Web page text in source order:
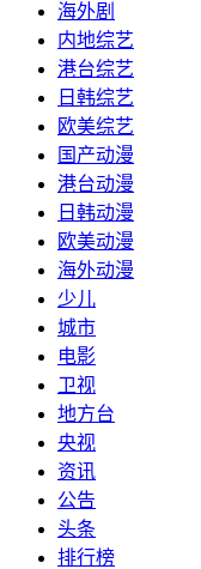
海外剧
内地综艺
港台综艺
日韩综艺
欧美综艺
国产动漫
港台动漫
日韩动漫
欧美动漫
海外动漫
少儿
城市
电影
卫视
地方台
央视
资讯
公告
头条
排行榜